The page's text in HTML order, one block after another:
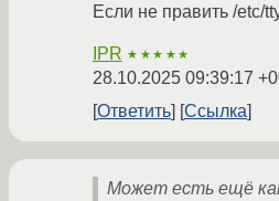
Если не править /etc/
IPR ★★★★★
28.10.2025 09:39:17
Ответить
Ссылка
Может есть ещё